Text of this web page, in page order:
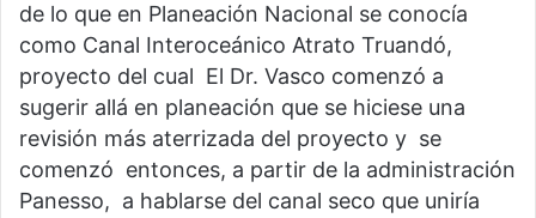
de lo que en Planeación Nacional se conocía
como Canal Interoceánico Atrato Truandó,
proyecto del cual El Dr. Vasco comenzó a
sugerir allá en planeación que se hiciese una
revisión más aterrizada del proyecto y se
comenzó entonces, a partir de la administración
Panesso, a hablarse del canal seco que uniría